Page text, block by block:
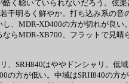
く聴いていられないだろう。弦
干明るく鮮やか。打ち込み系の
、MDR-XD400の方が切れが良
らMDR-XB700、フラットで見晴
、SRH840はややドンシャリ。低
の方が低い。中域はSRH840の